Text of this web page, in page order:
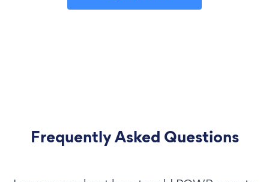
Frequently Asked Questions